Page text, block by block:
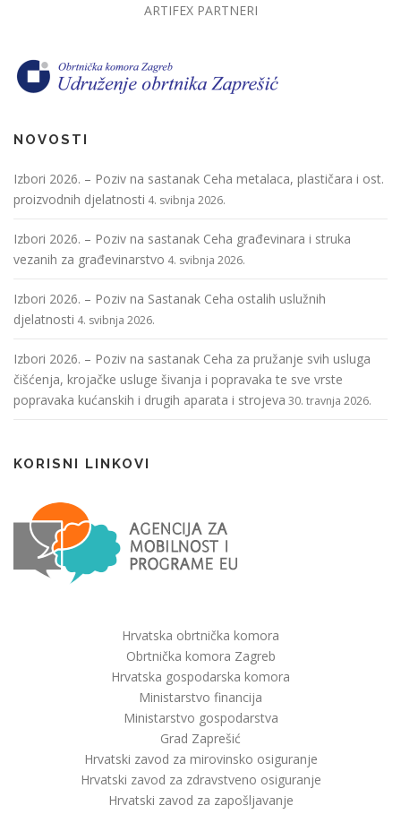
ARTIFEX PARTNERI
NOVOSTI
Izbori 2026. – Poziv na sastanak Ceha metalaca, plastičara i ost.
proizvodnih djelatnosti 4. svibnja 2026.
Izbori 2026. – Poziv na sastanak Ceha građevinara i struka
vezanih za građevinarstvo 4. svibnja 2026.
Izbori 2026. – Poziv na Sastanak Ceha ostalih uslužnih
djelatnosti 4. svibnja 2026.
Izbori 2026. – Poziv na sastanak Ceha za pružanje svih usluga
čišćenja, krojačke usluge šivanja i popravaka te sve vrste
popravaka kućanskih i drugih aparata i strojeva 30. travnja 2026.
KORISNI LINKOVI
Hrvatska obrtnička komora
Obrtnička komora Zagreb
Hrvatska gospodarska komora
Ministarstvo financija
Ministarstvo gospodarstva
Grad Zaprešić
Hrvatski zavod za mirovinsko osiguranje
Hrvatski zavod za zdravstveno osiguranje
Hrvatski zavod za zapošljavanje